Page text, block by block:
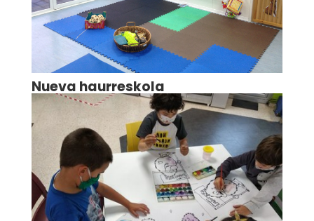
Nueva haurreskola